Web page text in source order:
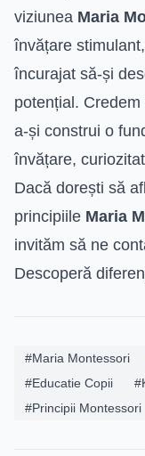
viziunea Maria
învățare
încurajat să-și
potențial.
a-și construi o
învățare,
Dacă dorești să
principiile Maria
invităm să ne
Descoperă
#Maria Montessori
#Educatie Copii
#Principii Montessori